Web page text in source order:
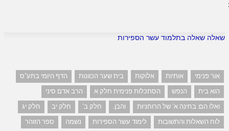
שאלה שאלה בתלמוד עשר הספירות
אור פנימי אותיות אלוקות בית שער הכוונות
הדף היומי בתע"ס
הוא בית
הנפש הסתכלות פנימית חלק א
הרב אדם סיני
ואלו הם: בחינה א' של הרוחניות
והבן. חלק ב' חלק יב
חלק יג
לוח השאלות והתשובות
לימוד עשר הספירות נשמה
ספר הזוהר